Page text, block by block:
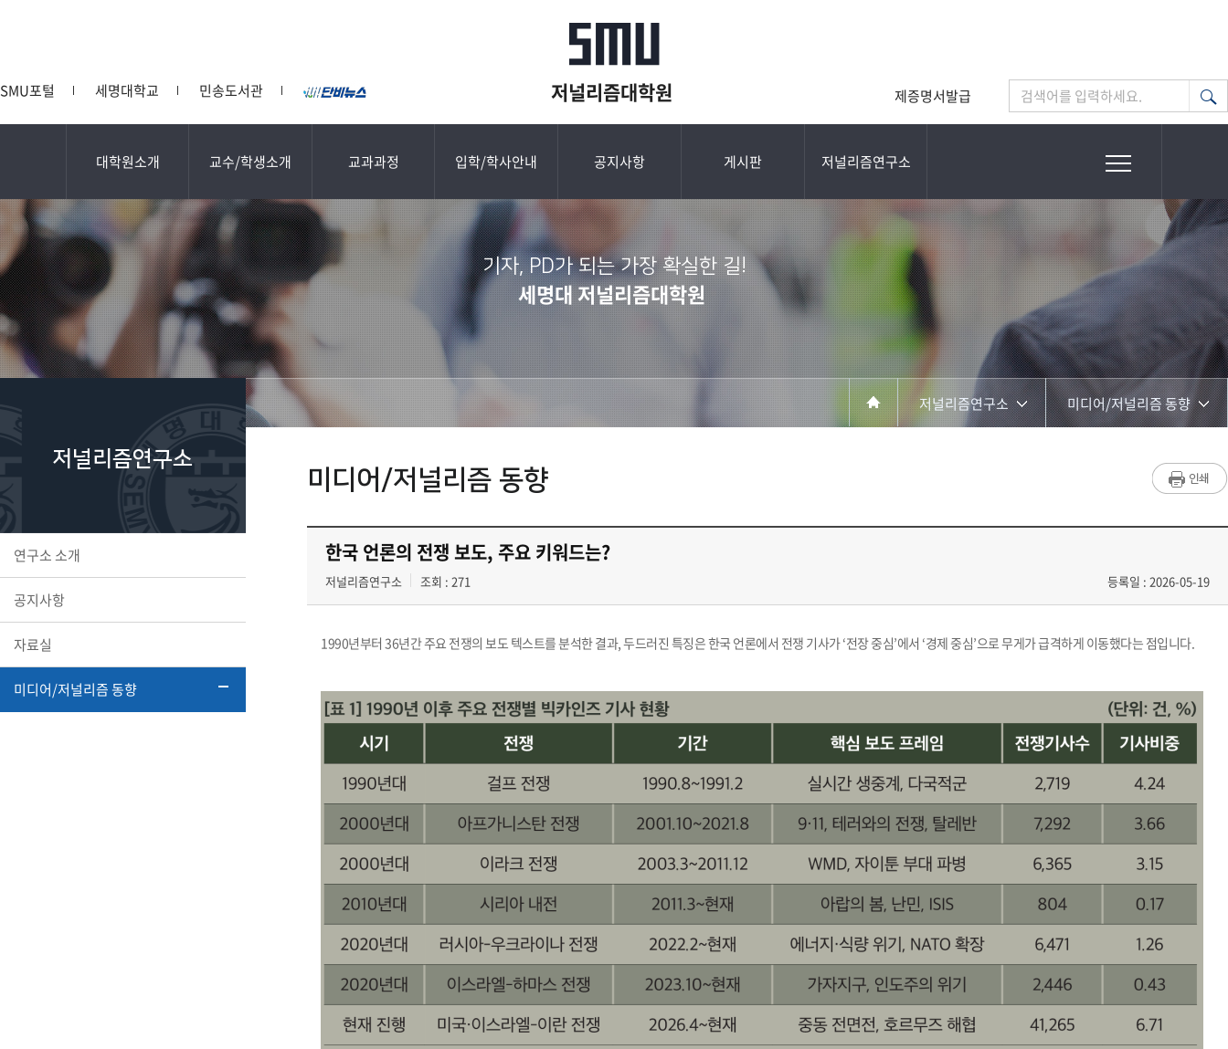
저널리즘대학원
SMU포털 세명대학교 민송도서관 제증명서발급 검색어를 입력하세요.
대학원소개 교수/학생소개 교과과정 입학/학사안내 공지사항 게시판 저널리즘연구소
기자, PD가 되는 가장 확실한 길!
세명대 저널리즘대학원
저널리즘연구소
연구소 소개
공지사항
자료실
미디어/저널리즘 동향
저널리즘연구소
교과과정
홈페이지가이드
미디어/저널리즘 동향
자료실
미디어/저널리즘 동향
미디어/저널리즘 동향
한국 언론의 전쟁 보도, 주요 키워드는?
저널리즘연구소 조회 : 271 등록일 : 2026-05-19
1990년부터 36년간 주요 전쟁의 보도 텍스트를 분석한 결과, 두드러진 특징은 한국 언론에서 전쟁 기사가 ‘전장 중심’에서 ‘경제 중심’으로 무게가 급격하게 이동했다는 점입니다.